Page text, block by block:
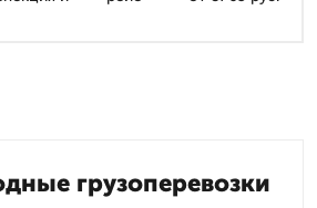
грузоперевозки